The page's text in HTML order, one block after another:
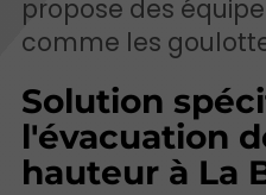
propose des
comme les
Solution
l'évacuation
hauteur à La